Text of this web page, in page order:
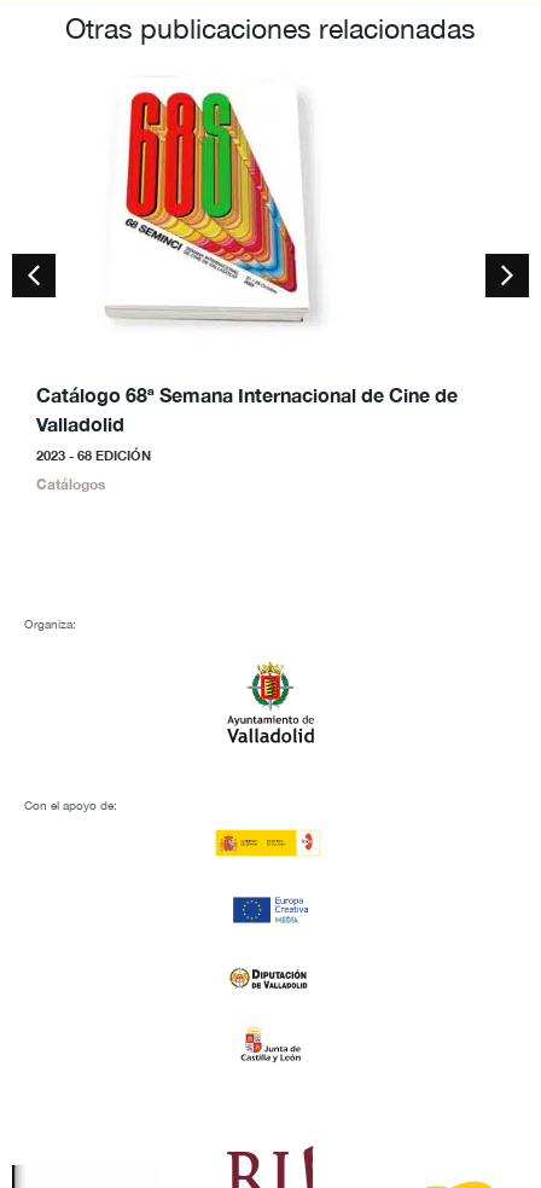
Otras publicaciones relacionadas
Catálogo 68ª Semana Internacional de Cine de
Valladolid
2023 - 68 EDICIÓN
Catálogos
Organiza:
Con el apoyo de: